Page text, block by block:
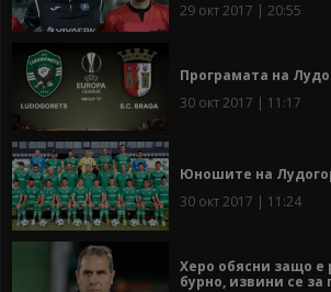
29 окт 2017 | 20:55
Програмата на
30 окт 2017 | 11:17
Юношите на
30 окт 2017 | 11:24
Херо обясни защо е
бурно, извини се за